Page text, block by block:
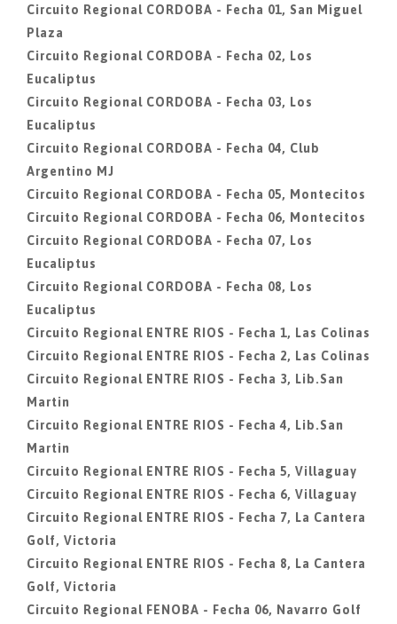
Circuito Regional CORDOBA - Fecha 01, San Miguel
Plaza
Circuito Regional CORDOBA - Fecha 02, Los
Eucaliptus
Circuito Regional CORDOBA - Fecha 03, Los
Eucaliptus
Circuito Regional CORDOBA - Fecha 04, Club
Argentino MJ
Circuito Regional CORDOBA - Fecha 05, Montecitos
Circuito Regional CORDOBA - Fecha 06, Montecitos
Circuito Regional CORDOBA - Fecha 07, Los
Eucaliptus
Circuito Regional CORDOBA - Fecha 08, Los
Eucaliptus
Circuito Regional ENTRE RIOS - Fecha 1, Las Colinas
Circuito Regional ENTRE RIOS - Fecha 2, Las Colinas
Circuito Regional ENTRE RIOS - Fecha 3, Lib.San
Martin
Circuito Regional ENTRE RIOS - Fecha 4, Lib.San
Martin
Circuito Regional ENTRE RIOS - Fecha 5, Villaguay
Circuito Regional ENTRE RIOS - Fecha 6, Villaguay
Circuito Regional ENTRE RIOS - Fecha 7, La Cantera
Golf, Victoria
Circuito Regional ENTRE RIOS - Fecha 8, La Cantera
Golf, Victoria
Circuito Regional FENOBA - Fecha 06, Navarro Golf